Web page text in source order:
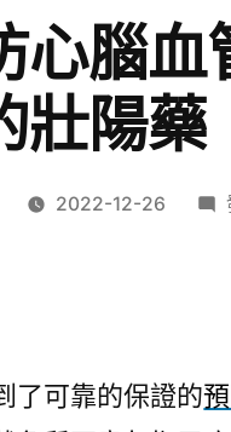
心腦血
壯陽藥
2022-12-26
了可靠的保證的